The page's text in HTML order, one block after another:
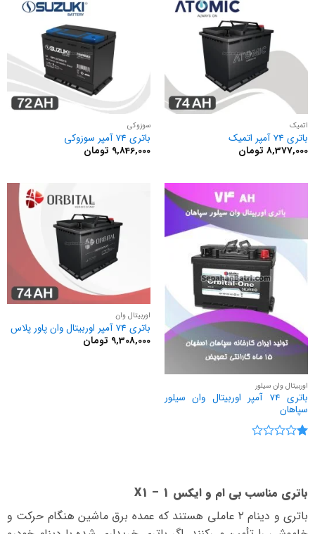
اتمیک
باتری 74 آمپر اتمیک
8,377,000 تومان
سوزوکی
باتری 74 آمپر سوزوکی
9,846,000 تومان
اوربیتال وان سیلور
باتری 74 آمپر اوربیتال وان سیلور
سپاهان
اوربیتال وان
باتری 74 آمپر اوربیتال وان پاور پلاس
9,308,000 تومان
باتری مناسب بی ام و ایکس 1 – X1
باتری و دینام ۲ عاملی هستند که عمده برق ماشین هنگام حرکت و